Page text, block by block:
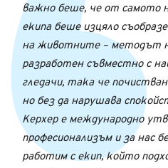
важно беше, че от самото
екипа беше изцяло
на животните – методът
разработен съвместно с
гледачи, така че
но без да нарушава
Керхер е международно
професионализъм и за нас
работим с екип, който